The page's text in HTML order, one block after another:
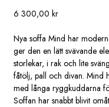
6 300,00kr
Nya soffa Mind har
ger den en lätt svävande
storlekar, i rak och lite
fåtölj, pall och divan. Mind
med långa ryggkuddarna
Soffan har snabbt blivit